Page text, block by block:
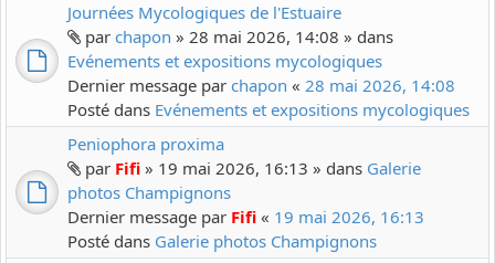
Journées Mycologiques de l'Estuaire
par chapon » 28 mai 2026, 14:08 » dans
Evénements et expositions mycologiques
Dernier message par chapon « 28 mai 2026, 14:08
Posté dans Evénements et expositions mycologiques
Peniophora proxima
par Fifi » 19 mai 2026, 16:13 » dans Galerie
photos Champignons
Dernier message par Fifi « 19 mai 2026, 16:13
Posté dans Galerie photos Champignons